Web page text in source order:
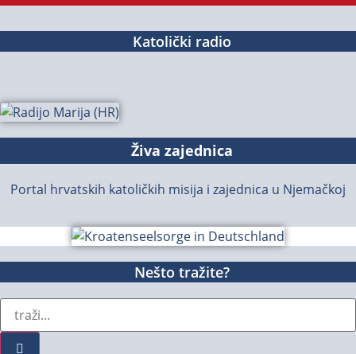
Katolički radio
Živa zajednica
Portal hrvatskih katoličkih misija i zajednica u Njemačkoj
Nešto tražite?